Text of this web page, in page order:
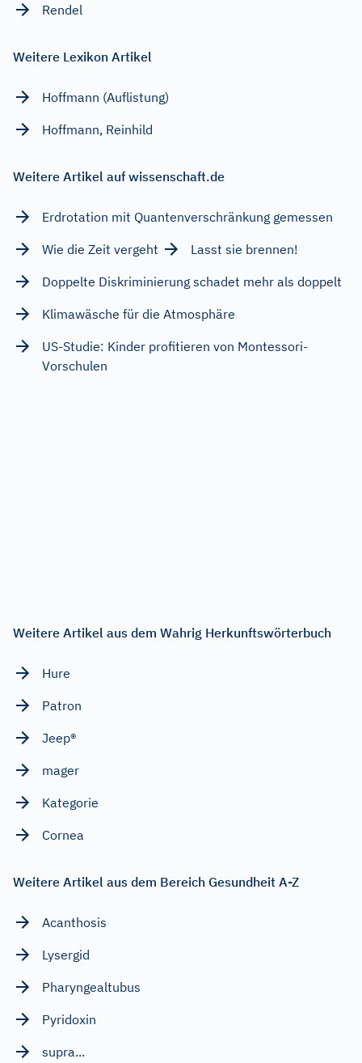
Rendel
Weitere Lexikon Artikel
Hoffmann (Auflistung)
Hoffmann, Reinhild
Weitere Artikel auf wissenschaft.de
Erdrotation mit Quantenverschränkung gemessen
Wie die Zeit vergeht
Lasst sie brennen!
Doppelte Diskriminierung schadet mehr als doppelt
Klimawäsche für die Atmosphäre
US-Studie: Kinder profitieren von Montessori-
Vorschulen
Weitere Artikel aus dem Wahrig Herkunftswörterbuch
Hure
Patron
Jeep®
mager
Kategorie
Cornea
Weitere Artikel aus dem Bereich Gesundheit A-Z
Acanthosis
Lysergid
Pharyngealtubus
Pyridoxin
supra...